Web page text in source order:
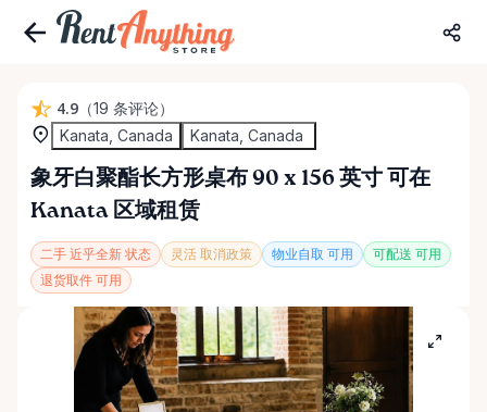
二手 近乎全新 状态 灵活 取消政策 物业自取 可用
可配送 可用
退货取件 可用
象牙白聚酯长方形桌布 90 x 156 英寸 可在
Kanata 区域租赁
4.9 （19 条评论）
Kanata, Canada
Kanata, Canada